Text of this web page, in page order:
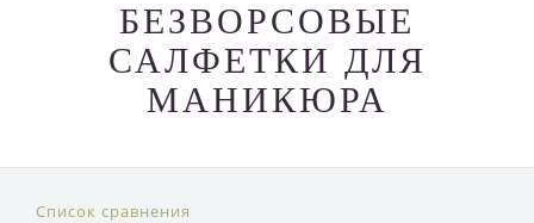
БЕЗВОРСОВЫЕ
САЛФЕТКИ ДЛЯ
МАНИКЮРА
Список сравнения